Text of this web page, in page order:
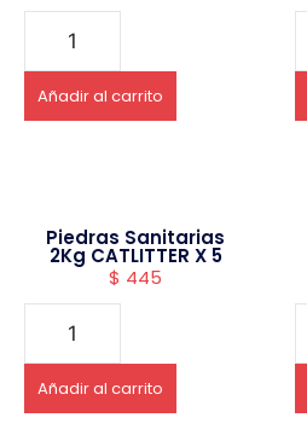
Añadir al carrito
Piedras Sanitarias
2Kg CATLITTER X 5
$ 445
Añadir al carrito